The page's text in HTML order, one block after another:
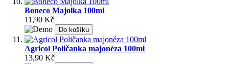
Boneco Majolka 100ml
11,90 Kč
Do košíku
Agricol Poličanka majonéza 100ml
13,90 Kč